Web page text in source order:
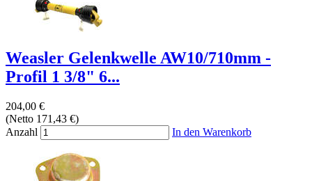
Weasler Gelenkwelle AW10/710mm -
Profil 1 3/8" 6...
204,00 €
(Netto 171,43 €)
Anzahl
In den Warenkorb